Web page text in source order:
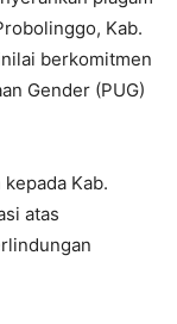
Kab.
berkomitmen
Gender (PUG)
Kab.
atas